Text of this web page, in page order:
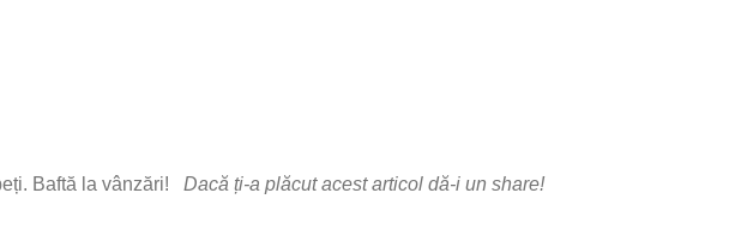
Baftă la vânzări! Dacă ți-a plăcut acest articol dă-i un share!